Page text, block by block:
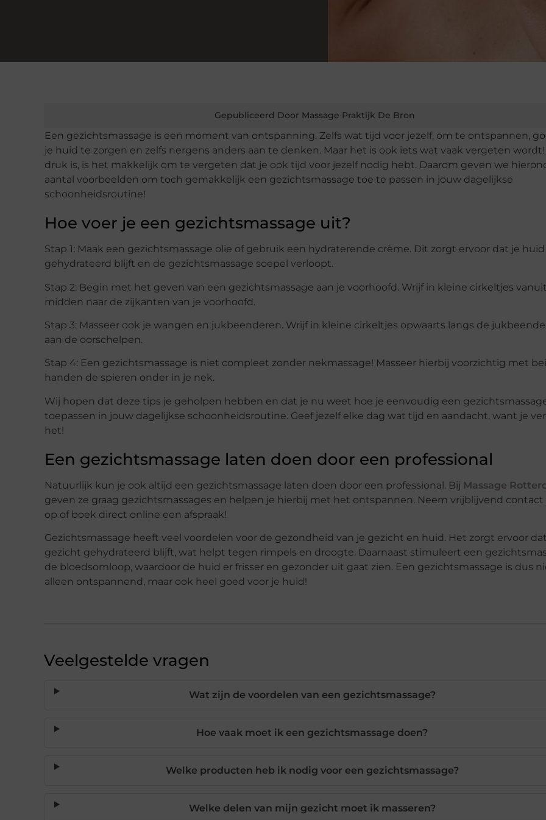
Gepubliceerd Door Massage Praktijk De Bron
Een gezichtsmassage is een moment van ontspanning. Zelfs wat tijd voor jezelf, om te ontspannen,
je huid te zorgen en zelfs nergens anders aan te denken. Maar het is ook iets wat vaak vergeten
druk is, is het makkelijk om te vergeten dat je ook tijd voor jezelf nodig hebt. Daarom geven we
aantal voorbeelden om toch gemakkelijk een gezichtsmassage toe te passen in jouw dagelijkse
schoonheidsroutine!
Hoe voer je een gezichtsmassage uit?
Stap 1: Maak een gezichtsmassage olie of gebruik een hydraterende crème. Dit zorgt ervoor dat je huid
gehydrateerd blijft en de gezichtsmassage soepel verloopt.
Stap 2: Begin met het geven van een gezichtsmassage aan je voorhoofd. Wrijf in kleine cirkeltjes
midden naar de zijkanten van je voorhoofd.
Stap 3: Masseer ook je wangen en jukbeenderen. Wrijf in kleine cirkeltjes opwaarts langs de
aan de oorschelpen.
Stap 4: Een gezichtsmassage is niet compleet zonder nekmassage! Masseer hierbij voorzichtig met
handen de spieren onder in je nek.
Wij hopen dat deze tips je geholpen hebben en dat je nu weet hoe je eenvoudig een
toepassen in jouw dagelijkse schoonheidsroutine. Geef jezelf elke dag wat tijd en aandacht, want je
het!
Een gezichtsmassage laten doen door een professional
Natuurlijk kun je ook altijd een gezichtsmassage laten doen door een professional. Bij Massage
geven ze graag gezichtsmassages en helpen je hierbij met het ontspannen. Neem vrijblijvend
op of boek direct online een afspraak!
Gezichtsmassage heeft veel voordelen voor de gezondheid van je gezicht en huid. Het zorgt ervoor
gezicht gehydrateerd blijft, wat helpt tegen rimpels en droogte. Daarnaast stimuleert een
de bloedsomloop, waardoor de huid er frisser en gezonder uit gaat zien. Een gezichtsmassage is dus
alleen ontspannend, maar ook heel goed voor je huid!
Veelgestelde vragen
Wat zijn de voordelen van een gezichtsmassage?
Hoe vaak moet ik een gezichtsmassage doen?
Welke producten heb ik nodig voor een gezichtsmassage?
Welke delen van mijn gezicht moet ik masseren?